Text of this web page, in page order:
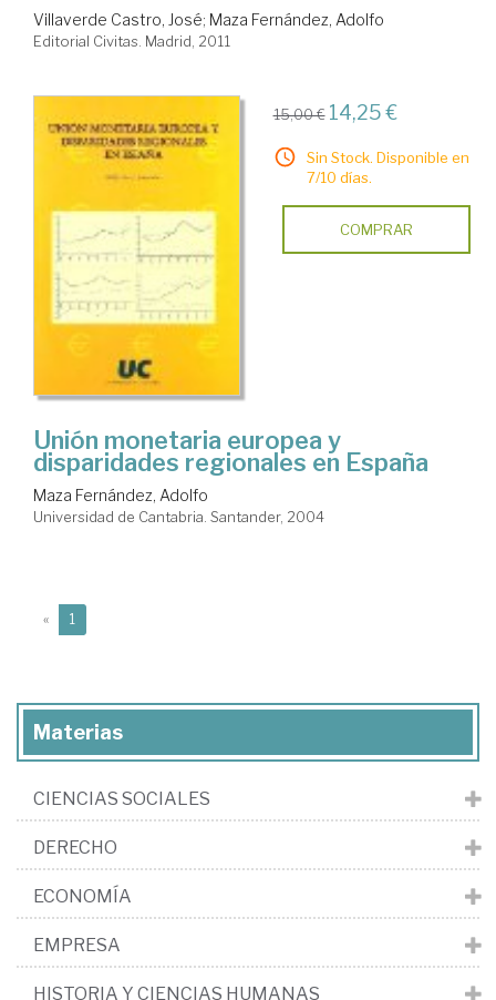
Villaverde Castro, José; Maza Fernández, Adolfo
Editorial Civitas. Madrid, 2011
15,00 € 14,25 €
Sin Stock. Disponible en
7/10 días.
COMPRAR
Unión monetaria europea y
disparidades regionales en España
Maza Fernández, Adolfo
Universidad de Cantabria. Santander, 2004
« 1
Materias
CIENCIAS SOCIALES
DERECHO
ECONOMÍA
EMPRESA
HISTORIA Y CIENCIAS HUMANAS